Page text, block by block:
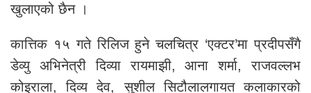
खुलाएको छैन ।
कात्तिक १५ गते रिलिज हुने चलचित्र ‘एक्टर’मा प्रदीपसँगै
डेव्यु अभिनेत्री दिव्या रायमाझी, आना शर्मा, राजवल्लभ
कोइराला, दिव्य देव, सुशील सिटौलालगायत कलाकारको